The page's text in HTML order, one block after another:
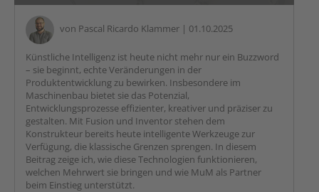
von Pascal Ricardo Klammer | 01.10.2025
Künstliche Intelligenz ist heute nicht mehr nur ein Buzzword
– sie beginnt, echte Veränderungen in der
Produktentwicklung zu bewirken. Insbesondere im
Maschinenbau bietet sie das Potenzial,
Entwicklungsprozesse effizienter, kreativer und präziser zu
gestalten. Mit Fusion und Inventor stehen dem
Konstrukteur bereits heute intelligente Werkzeuge zur
Verfügung, die klassische Grenzen sprengen. In diesem
Beitrag zeige ich, wie diese Technologien funktionieren,
welchen Mehrwert sie bringen und wie MuM als Partner
beim Einstieg unterstützt.